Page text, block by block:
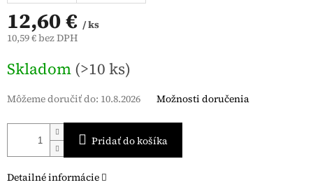
12,60 € / ks
10,59 € bez DPH
cena:
Skladom (>10 ks)
Môžeme doručiť do: 10.8.2026 Možnosti doručenia
Pridať do košíka
Detailné informácie